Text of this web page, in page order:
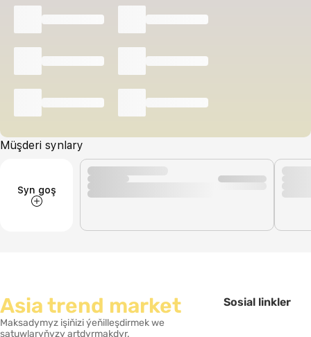
Müşderi synlary
Syn goş
Asia trend market
Maksadymyz işiňizi ýeňilleşdirmek we
satuwlaryňyzy artdyrmakdyr.
Sosial linkler